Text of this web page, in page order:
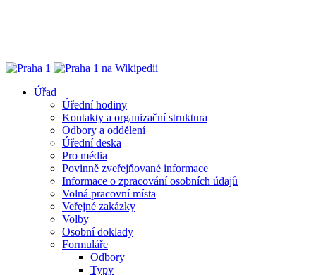
Úřad
Úřední hodiny
Kontakty a organizační struktura
Odbory a oddělení
Úřední deska
Pro média
Povinně zveřejňované informace
Informace o zpracování osobních údajů
Volná pracovní místa
Veřejné zakázky
Volby
Osobní doklady
Formuláře
Odbory
Typy